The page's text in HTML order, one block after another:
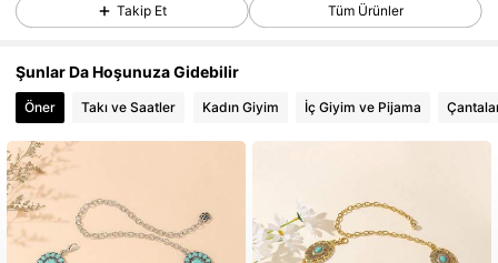
4,89 300 Takipçiler
4,89 300 Takipçiler
300 Takipçiler
Takip Et Tüm Ürünler
Şunlar Da Hoşunuza Gidebilir
Öner Takı ve Saatler Kadın Giyim İç Giyim ve Pijama